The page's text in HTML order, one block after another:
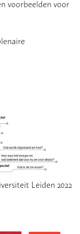
voorbeelden voor
Leiden 2022